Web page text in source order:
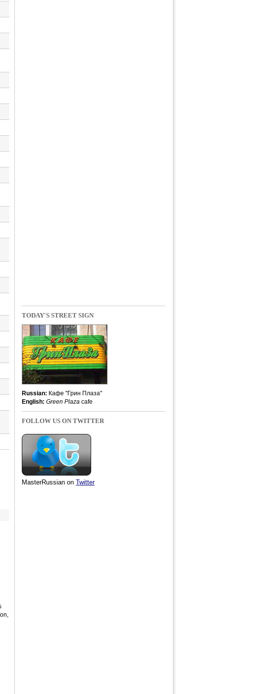
TODAY'S STREET SIGN
Russian: Кафе ''Грин Плаза''
English: Green Plaza cafe
FOLLOW US ON TWITTER
MasterRussian on Twitter